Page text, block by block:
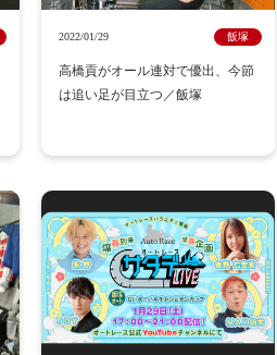
2022/01/29 飯塚
高橋貢がオール連対で優出、今節
は追い足が目立つ／飯塚